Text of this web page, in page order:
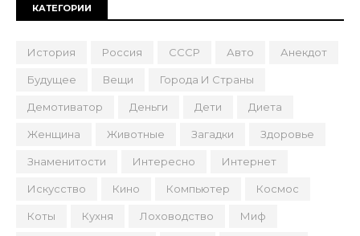
КАТЕГОРИИ
История Россия СССР Авто Анекдот
Будущее Вещи Города И Страны
Демотиватор Деньги Дети Диета
Женщина Животные Загадки Здоровье
Знаменитости Интересно Интернет
Искусство Кино Компьютер Космос
Коты Кухня Лоховодство Миф